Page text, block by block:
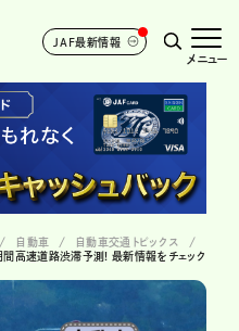
JAF最新情報
メニュー
自動車
自動車交通トピックス
高速道路渋滞予測! 最新情報をチェック